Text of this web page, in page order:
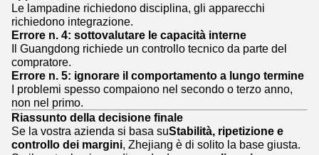
Le lampadine richiedono disciplina, gli apparecchi
richiedono integrazione.
Errore n. 4: sottovalutare le capacità interne
Il Guangdong richiede un controllo tecnico da parte del
compratore.
Errore n. 5: ignorare il comportamento a lungo termine
I problemi spesso compaiono nel secondo o terzo anno,
non nel primo.
Riassunto della decisione finale
Se la vostra azienda si basa suStabilità, ripetizione e
controllo dei margini, Zhejiang è di solito la base giusta.